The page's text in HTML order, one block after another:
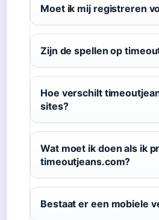
Moet ik mij registreren
Zijn de spellen op
Hoe verschilt
sites?
Wat moet ik doen als ik
timeoutjeans.com?
Bestaat er een mobiele